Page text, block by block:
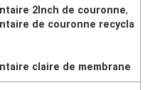
2Inch de couronne,
de couronne recycla
claire de membrane